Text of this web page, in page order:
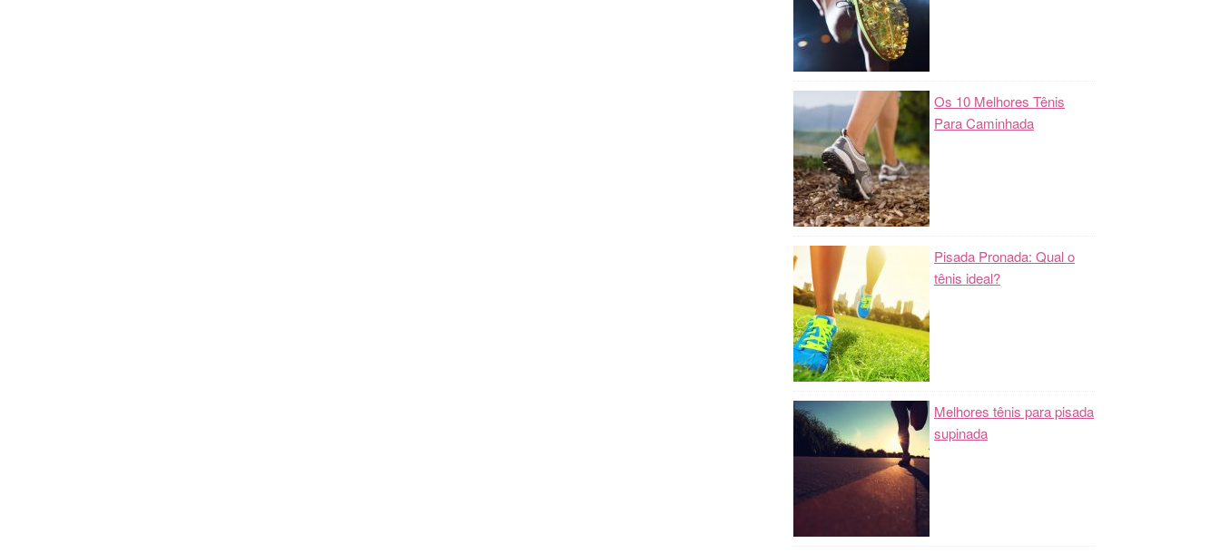
Os 10 Melhores Tênis
Para Caminhada
Pisada Pronada: Qual o
tênis ideal?
Melhores tênis para pisada
supinada